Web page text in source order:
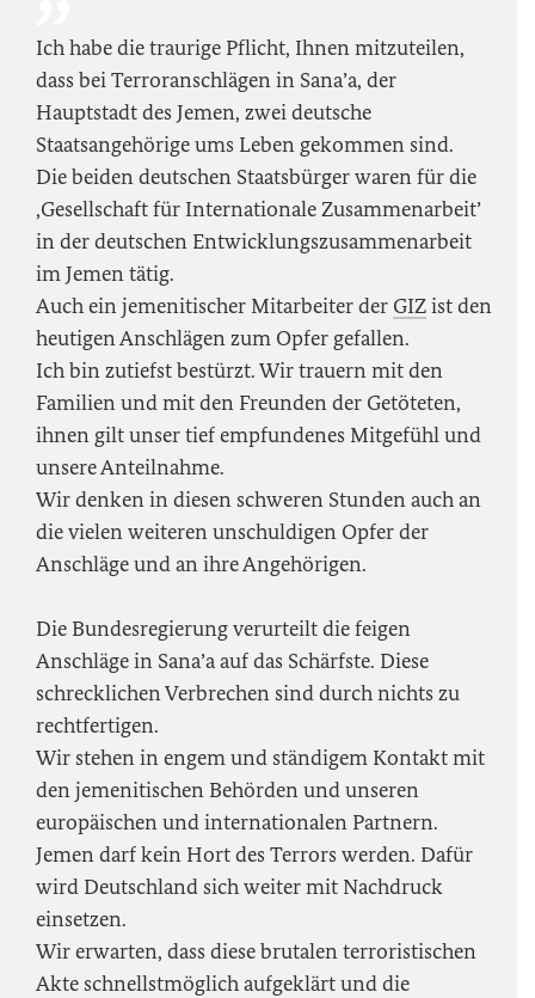
Ich habe die traurige Pflicht, Ihnen mitzuteilen,
dass bei Terroranschlägen in Sana’a, der
Hauptstadt des Jemen, zwei deutsche
Staatsangehörige ums Leben gekommen sind.
Die beiden deutschen Staatsbürger waren für die
‚Gesellschaft für Internationale Zusammenarbeit’
in der deutschen Entwicklungszusammenarbeit
im Jemen tätig.
Auch ein jemenitischer Mitarbeiter der GIZist den
heutigen Anschlägen zum Opfer gefallen.
Ich bin zutiefst bestürzt. Wir trauern mit den
Familien und mit den Freunden der Getöteten,
ihnen gilt unser tief empfundenes Mitgefühl und
unsere Anteilnahme.
Wir denken in diesen schweren Stunden auch an
die vielen weiteren unschuldigen Opfer der
Anschläge und an ihre Angehörigen.
Die Bundesregierung verurteilt die feigen
Anschläge in Sana’a auf das Schärfste. Diese
schrecklichen Verbrechen sind durch nichts zu
rechtfertigen.
Wir stehen in engem und ständigem Kontakt mit
den jemenitischen Behörden und unseren
europäischen und internationalen Partnern.
Jemen darf kein Hort des Terrors werden. Dafür
wird Deutschland sich weiter mit Nachdruck
einsetzen.
Wir erwarten, dass diese brutalen terroristischen
Akte schnellstmöglich aufgeklärt und die